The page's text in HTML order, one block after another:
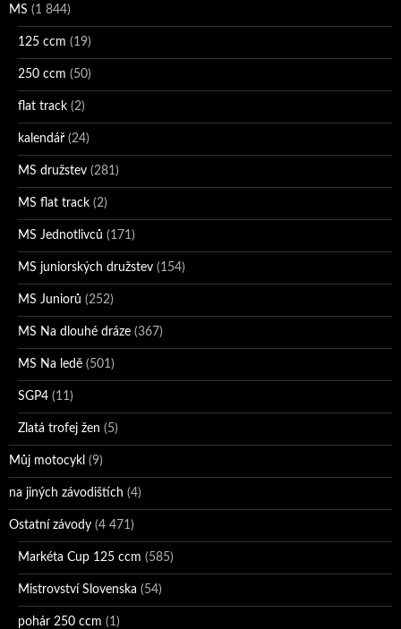
MS (1 844)
125 ccm (19)
250 ccm (50)
flat track (2)
kalendář (24)
MS družstev (281)
MS flat track (2)
MS Jednotlivců (171)
MS juniorských družstev (154)
MS Juniorů (252)
MS Na dlouhé dráze (367)
MS Na ledě (501)
SGP4 (11)
Zlatá trofej žen (5)
Můj motocykl (9)
na jiných závodištích (4)
Ostatní závody (4 471)
Markéta Cup 125 ccm (585)
Mistrovství Slovenska (54)
pohár 250 ccm (1)